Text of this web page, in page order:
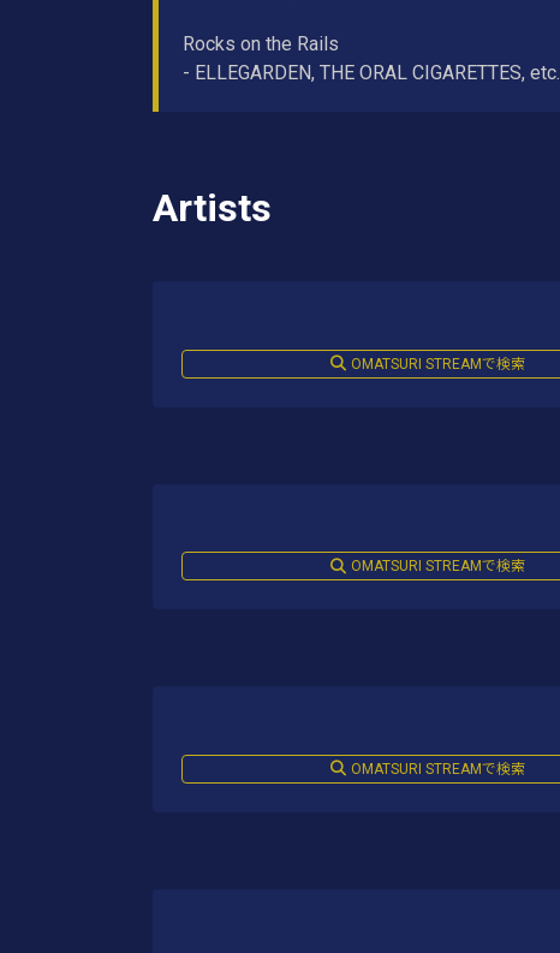
Rocks on the Rails
- ELLEGARDEN, THE ORAL CIGARETTES, etc.
Artists
OMATSURI STREAMで検索
OMATSURI STREAMで検索
OMATSURI STREAMで検索